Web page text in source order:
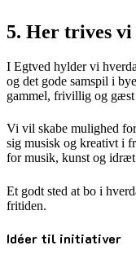
5. Her trives
I Egtved hylder vi
og det gode samspil i
gammel, frivillig og gæst
Vi vil skabe mulighed
sig musisk og kreativt i
for musik, kunst og
Et godt sted at bo i
fritiden.
Idéer til initiativer